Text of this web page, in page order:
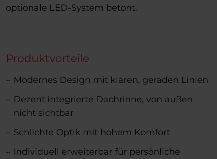
optionale LED-System betont.
Produktvorteile
Modernes Design mit klaren, geraden Linien
Dezent integrierte Dachrinne, von außen
nicht sichtbar
Schlichte Optik mit hohem Komfort
Individuell erweiterbar für persönliche